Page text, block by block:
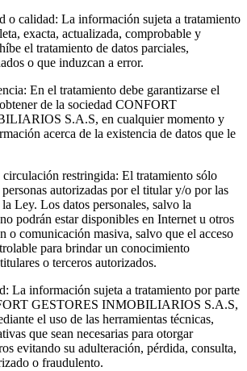
o calidad: La información sujeta a tratamiento
exacta, actualizada, comprobable y
el tratamiento de datos parciales,
o que induzcan a error.
En el tratamiento debe garantizarse el
de la sociedad CONFORT
S.A.S, en cualquier momento y
acerca de la existencia de datos que le
restringida: El tratamiento sólo
autorizadas por el titular y/o por las
Ley. Los datos personales, salvo la
podrán estar disponibles en Internet u otros
o comunicación masiva, salvo que el acceso
para brindar un conocimiento
o terceros autorizados.
La información sujeta a tratamiento por parte
GESTORES INMOBILIARIOS S.A.S,
el uso de las herramientas técnicas,
que sean necesarias para otorgar
evitando su adulteración, pérdida, consulta,
o fraudulento.